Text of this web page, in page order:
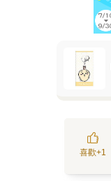
喜歡+1